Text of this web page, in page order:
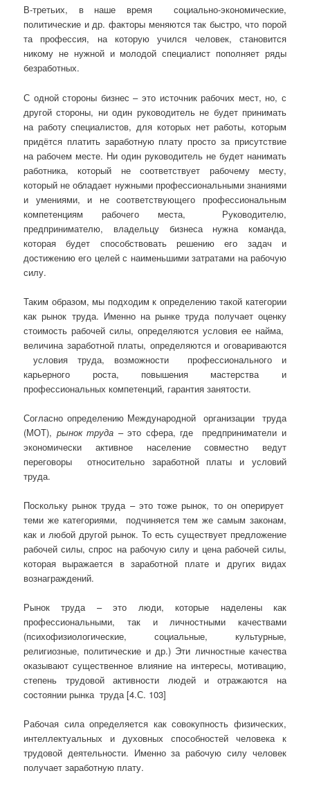
В-третьих, в наше время социально-экономические,
политические и др. факторы меняются так быстро, что порой
та профессия, на которую учился человек, становится
никому не нужной и молодой специалист пополняет ряды
безработных.
С одной стороны бизнес – это источник рабочих мест, но, с
другой стороны, ни один руководитель не будет принимать
на работу специалистов, для которых нет работы, которым
придётся платить заработную плату просто за присутствие
на рабочем месте. Ни один руководитель не будет нанимать
работника, который не соответствует рабочему месту,
который не обладает нужными профессиональными знаниями
и умениями, и не соответствующего профессиональным
компетенциям рабочего места, Руководителю,
предпринимателю, владельцу бизнеса нужна команда,
которая будет способствовать решению его задач и
достижению его целей с наименьшими затратами на рабочую
силу.
Таким образом, мы подходим к определению такой категории
как рынок труда. Именно на рынке труда получает оценку
стоимость рабочей силы, определяются условия ее найма,
величина заработной платы, определяются и оговариваются
условия труда, возможности профессионального и
карьерного роста, повышения мастерства и
профессиональных компетенций, гарантия занятости.
Согласно определению Международной организации труда
(МОТ), рынок труда – это сфера, где предприниматели и
экономически активное население совместно ведут
переговоры относительно заработной платы и условий
труда.
Поскольку рынок труда – это тоже рынок, то он оперирует
теми же категориями, подчиняется тем же самым законам,
как и любой другой рынок. То есть существует предложение
рабочей силы, спрос на рабочую силу и цена рабочей силы,
которая выражается в заработной плате и других видах
вознаграждений.
Рынок труда – это люди, которые наделены как
профессиональными, так и личностными качествами
(психофизиологические, социальные, культурные,
религиозные, политические и др.) Эти личностные качества
оказывают существенное влияние на интересы, мотивацию,
степень трудовой активности людей и отражаются на
состоянии рынка труда [4.С. 103]
Рабочая сила определяется как совокупность физических,
интеллектуальных и духовных способностей человека к
трудовой деятельности. Именно за рабочую силу человек
получает заработную плату.